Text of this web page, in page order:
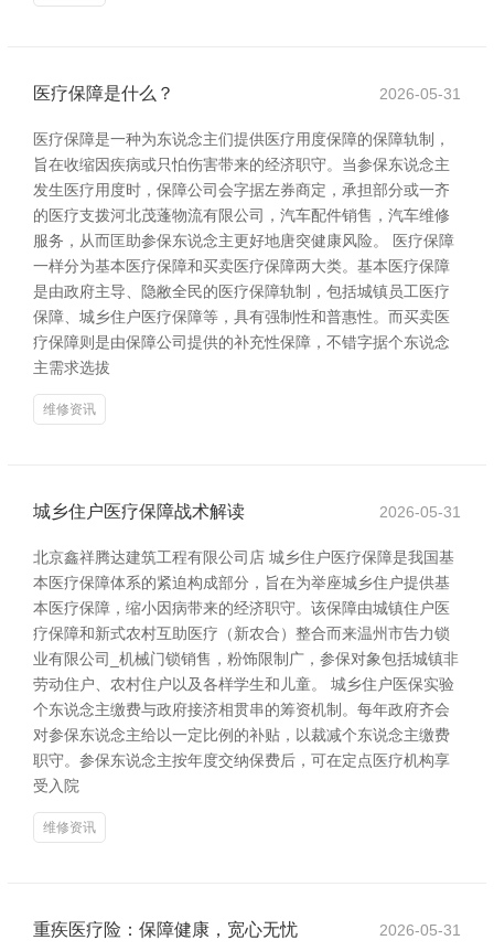
医疗保障是什么？ 2026-05-31
医疗保障是一种为东说念主们提供医疗用度保障的保障轨制，
旨在收缩因疾病或只怕伤害带来的经济职守。当参保东说念主
发生医疗用度时，保障公司会字据左券商定，承担部分或一齐
的医疗支拨河北茂蓬物流有限公司，汽车配件销售，汽车维修
服务，从而匡助参保东说念主更好地唐突健康风险。 医疗保障
一样分为基本医疗保障和买卖医疗保障两大类。基本医疗保障
是由政府主导、隐敝全民的医疗保障轨制，包括城镇员工医疗
保障、城乡住户医疗保障等，具有强制性和普惠性。而买卖医
疗保障则是由保障公司提供的补充性保障，不错字据个东说念
主需求选拔
维修资讯
城乡住户医疗保障战术解读 2026-05-31
北京鑫祥腾达建筑工程有限公司店 城乡住户医疗保障是我国基
本医疗保障体系的紧迫构成部分，旨在为举座城乡住户提供基
本医疗保障，缩小因病带来的经济职守。该保障由城镇住户医
疗保障和新式农村互助医疗（新农合）整合而来温州市告力锁
业有限公司_机械门锁销售，粉饰限制广，参保对象包括城镇非
劳动住户、农村住户以及各样学生和儿童。 城乡住户医保实验
个东说念主缴费与政府接济相贯串的筹资机制。每年政府齐会
对参保东说念主给以一定比例的补贴，以裁减个东说念主缴费
职守。参保东说念主按年度交纳保费后，可在定点医疗机构享
受入院
维修资讯
重疾医疗险：保障健康，宽心无忧 2026-05-31